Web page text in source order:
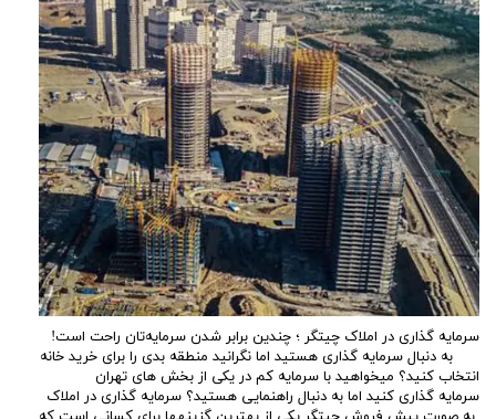
سرمایه گذاری در املاک چیتگر ؛ چندین برابر شدن سرمایه‌تان راحت است!
به دنبال سرمایه ‎گذاری هستید اما نگرانید منطقه بدی را برای خرید خانه
انتخاب کنید؟ می‎خواهید با سرمایه کم در یکی از بخش ‎های تهران
سرمایه‎ گذاری کنید اما به دنبال راهنمایی هستید؟ سرمایه گذاری در املاک